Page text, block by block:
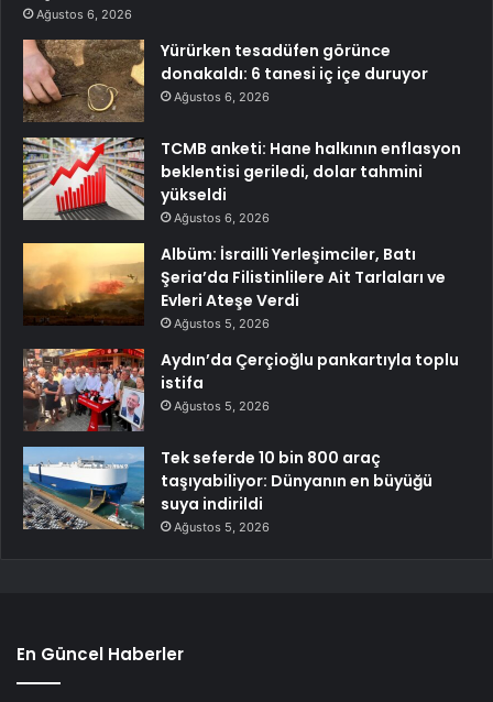
Ağustos 6, 2026
Yürürken tesadüfen görünce
donakaldı: 6 tanesi iç içe duruyor
Ağustos 6, 2026
TCMB anketi: Hane halkının enflasyon
beklentisi geriledi, dolar tahmini
yükseldi
Ağustos 6, 2026
Albüm: İsrailli Yerleşimciler, Batı
Şeria’da Filistinlilere Ait Tarlaları ve
Evleri Ateşe Verdi
Ağustos 5, 2026
Aydın’da Çerçioğlu pankartıyla toplu
istifa
Ağustos 5, 2026
Tek seferde 10 bin 800 araç
taşıyabiliyor: Dünyanın en büyüğü
suya indirildi
Ağustos 5, 2026
En Güncel Haberler